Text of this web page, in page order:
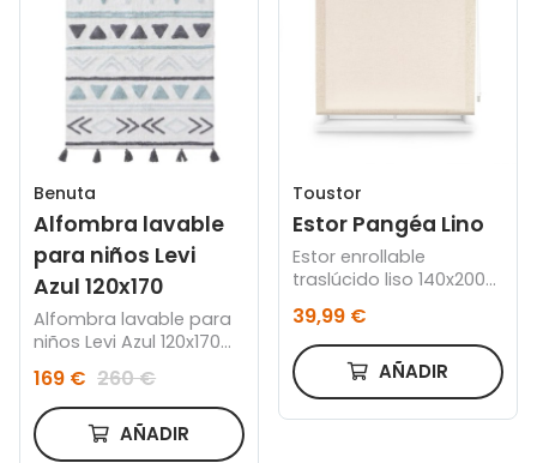
Benuta
Alfombra lavable
para niños Levi
Azul 120x170
Alfombra lavable para
niños Levi Azul 120x170
cm
169 € 260 €
AÑADIR
Toustor
Estor Pangéa Lino
Estor enrollable
traslúcido liso 140x200
cm
39,99 €
AÑADIR